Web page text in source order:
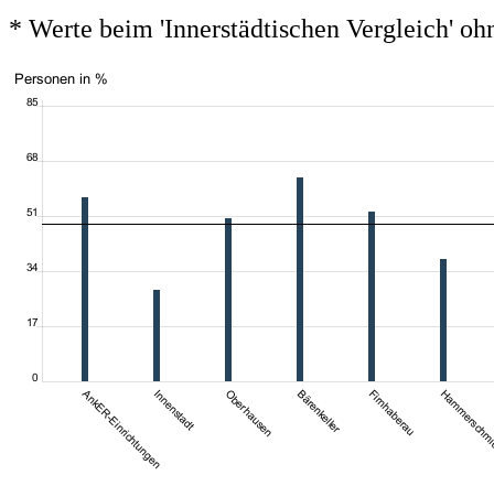
* Werte beim 'Innerstädtischen Vergleich'